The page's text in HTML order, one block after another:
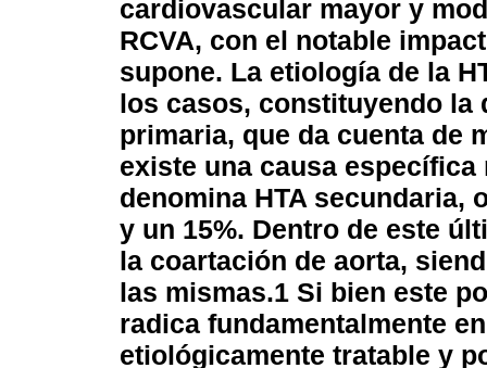
cardiovascular mayor y
RCVA, con el notable
supone. La etiología de la
los casos, constituyendo la
primaria, que da cuenta de
existe una causa
denomina HTA secundaria,
y un 15%. Dentro de este
la coartación de aorta,
las mismas.1 Si bien este
radica fundamentalmente
etiológicamente tratable y